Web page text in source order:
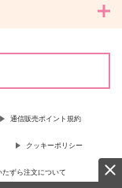
通信販売ポイント規約
クッキーポリシー
ずら注文について